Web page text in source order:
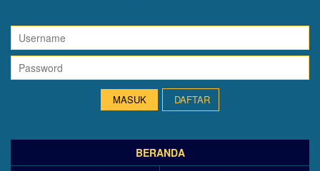
DAFTAR
BERANDA